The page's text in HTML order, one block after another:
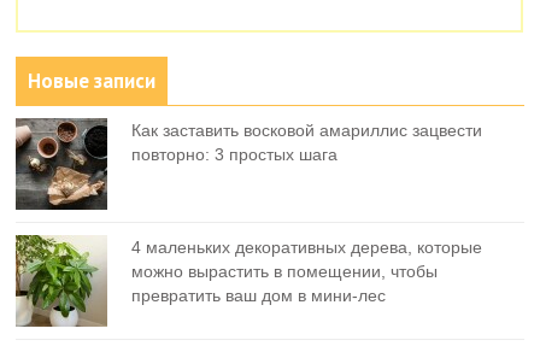
Новые записи
Как заставить восковой амариллис зацвести
повторно: 3 простых шага
4 маленьких декоративных дерева, которые
можно вырастить в помещении, чтобы
превратить ваш дом в мини-лес